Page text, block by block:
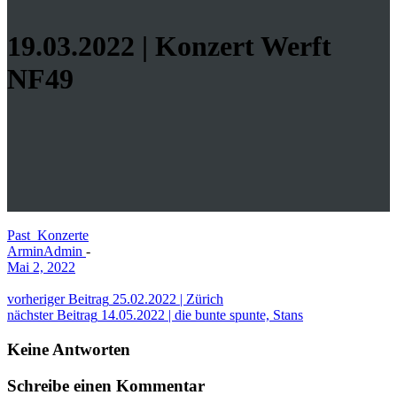
19.03.2022 | Konzert Werft
NF49
Past_Konzerte
ArminAdmin -
Mai 2, 2022
Beitragsnavigation
vorheriger Beitrag 25.02.2022 | Zürich
Beitragsnavigation
nächster Beitrag 14.05.2022 | die bunte spunte, Stans
Keine Antworten
Schreibe einen Kommentar